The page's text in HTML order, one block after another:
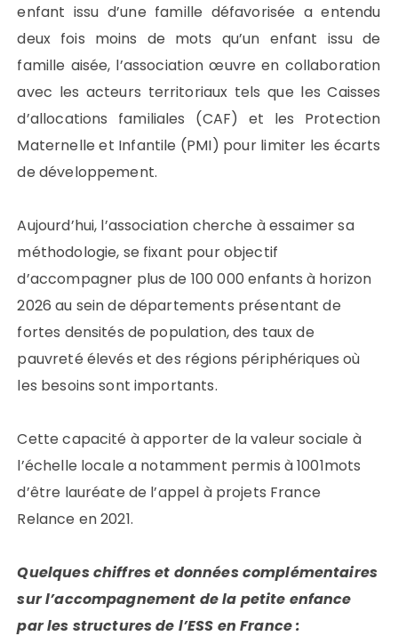
enfant issu d’une famille défavorisée a entendu
deux fois moins de mots qu’un enfant issu de
famille aisée, l’association œuvre en collaboration
avec les acteurs territoriaux tels que les Caisses
d’allocations familiales (CAF) et les Protection
Maternelle et Infantile (PMI) pour limiter les écarts
de développement.
Aujourd’hui, l’association cherche à essaimer sa
méthodologie, se fixant pour objectif
d’accompagner plus de 100 000 enfants à horizon
2026 au sein de départements présentant de
fortes densités de population, des taux de
pauvreté élevés et des régions périphériques où
les besoins sont importants.
Cette capacité à apporter de la valeur sociale à
l’échelle locale a notamment permis à 1001mots
d’être lauréate de l’appel à projets France
Relance en 2021.
Quelques chiffres et données complémentaires
sur l’accompagnement de la petite enfance
par les structures de l’ESS en France: